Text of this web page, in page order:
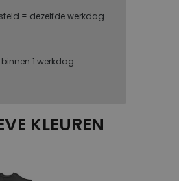
= dezelfde werkdag
1 werkdag
KLEUREN